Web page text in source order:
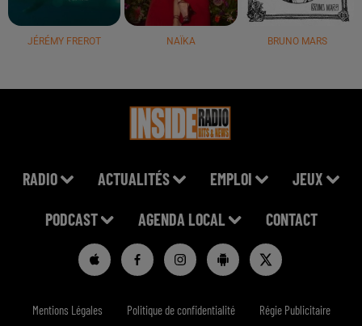
JÉRÉMY FREROT NAÏKA BRUNO MARS
RADIO ACTUALITÉS EMPLOI JEUX
PODCAST AGENDA LOCAL CONTACT
Mentions Légales Politique de confidentialité Régie Publicitaire